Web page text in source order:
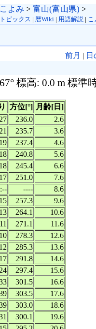
よみ > 富山(富山県) >
トピックス | 暦Wiki| 用語解説| こ
前月 |
標高: 0.0 m 標準
方位[°] 月齢[日]
236.0
2.6
235.7
3.6
237.4
4.6
240.8
5.6
245.4
6.6
251.0
7.6
----
8.6
257.3
9.6
264.1
10.6
271.1
11.6
278.3
12.6
285.3
13.6
291.8
14.6
297.4
15.6
301.5
16.6
303.5
17.6
303.0
18.6
300.1
19.6